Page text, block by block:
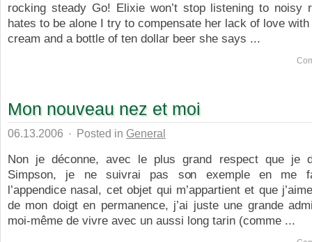
rocking steady Go! Elixie won’t stop listening to noisy
hates to be alone I try to compensate her lack of love
cream and a bottle of ten dollar beer she says ...
Mon nouveau nez et moi
06.13.2006 · Posted in General
Non je déconne, avec le plus grand respect que je
Simpson, je ne suivrai pas son exemple en me
l’appendice nasal, cet objet qui m’appartient et que
de mon doigt en permanence, j’ai juste une grande
moi-même de vivre avec un aussi long tarin (comme ...